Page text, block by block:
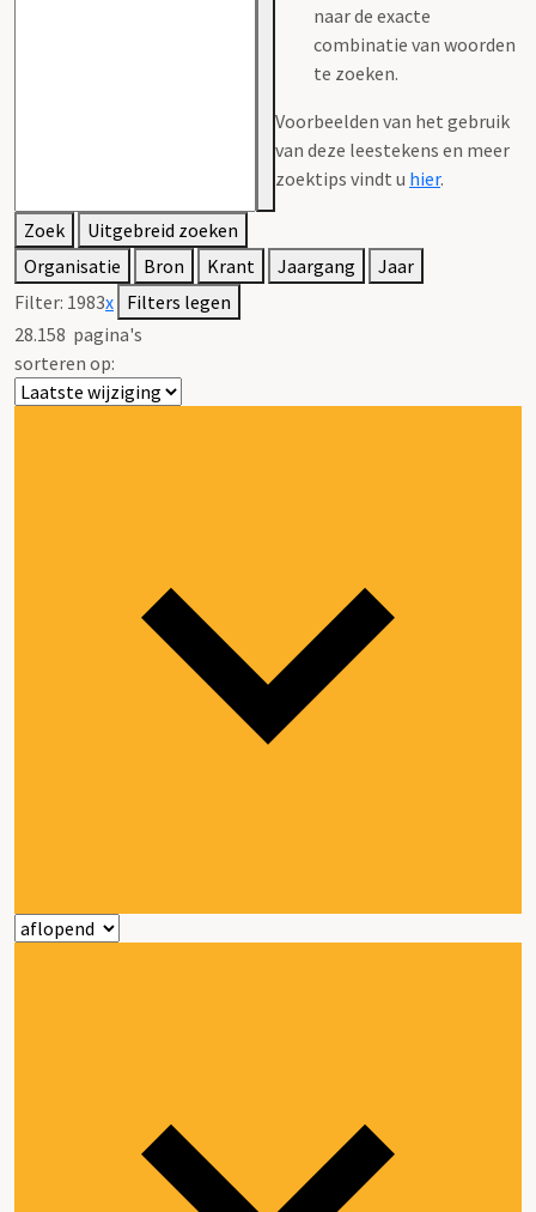
naar de exacte
combinatie van woorden
te zoeken.
Voorbeelden van het gebruik
van deze leestekens en meer
zoektips vindt u hier.
Zoek
Uitgebreid zoeken
Organisatie
Bron Krant Jaargang
Jaar
Filter: 1983x Filters legen
28.158 pagina's
sorteren op: